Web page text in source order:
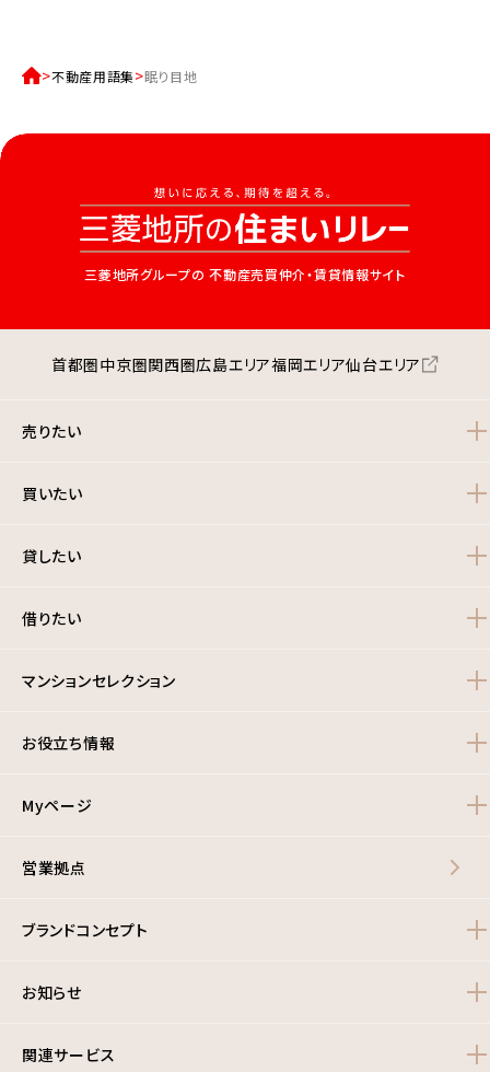
不動産用語集 眠り目地
三菱地所グループの 不動産売買仲介・賃貸情報サイト
首都圏中京圏関西圏広島エリア福岡エリア仙台エリア
売りたい
買いたい
貸したい
借りたい
マンションセレクション
お役立ち情報
Myページ
営業拠点
ブランドコンセプト
お知らせ
関連サービス